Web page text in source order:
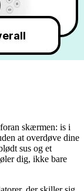
skærmen: is i
at overdøve dine
sus og et
dig, ikke bare